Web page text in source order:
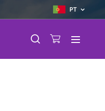
PT